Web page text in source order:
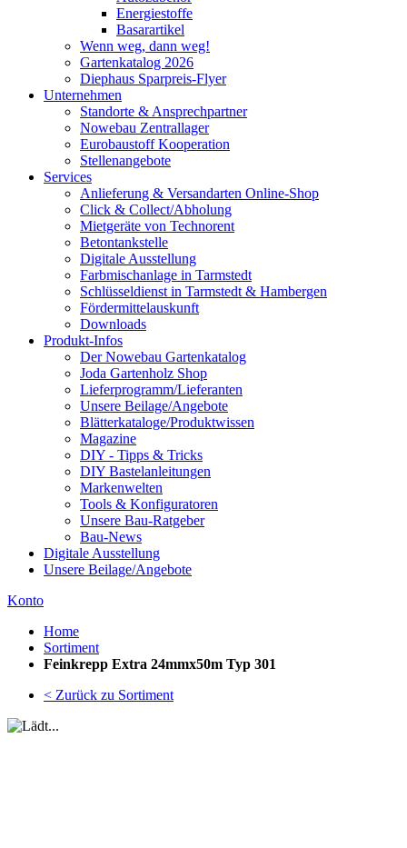
Energiestoffe
Basarartikel
Wenn weg, dann weg!
Gartenkatalog 2026
Diephaus Sparpreis-Flyer
Unternehmen
Standorte & Ansprechpartner
Nowebau Zentrallager
Eurobaustoff Kooperation
Stellenangebote
Services
Anlieferung & Versandarten Online-Shop
Click & Collect/Abholung
Mietgeräte von Technorent
Betontankstelle
Digitale Ausstellung
Farbmischanlage in Tarmstedt
Schlüsseldienst in Tarmstedt & Hambergen
Fördermittelauskunft
Downloads
Produkt-Infos
Der Nowebau Gartenkatalog
Joda Gartenholz Shop
Lieferprogramm/Lieferanten
Unsere Beilage/Angebote
Blätterkataloge/Produktwissen
Magazine
DIY - Tipps & Tricks
DIY Bastelanleitungen
Markenwelten
Tools & Konfiguratoren
Unsere Bau-Ratgeber
Bau-News
Digitale Ausstellung
Unsere Beilage/Angebote
Konto
Home
Sortiment
Feinkrepp Extra 24mmx50m Typ 301
< Zurück zu Sortiment